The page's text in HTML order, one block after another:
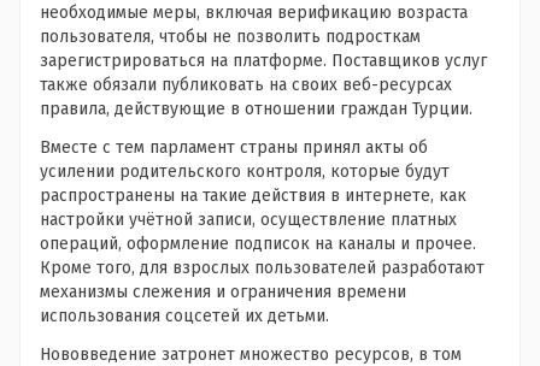
необходимые меры, включая верификацию возраста
пользователя, чтобы не позволить подросткам
зарегистрироваться на платформе. Поставщиков услуг
также обязали публиковать на своих веб-ресурсах
правила, действующие в отношении граждан Турции.
Вместе с тем парламент страны принял акты об
усилении родительского контроля, которые будут
распространены на такие действия в интернете, как
настройки учётной записи, осуществление платных
операций, оформление подписок на каналы и прочее.
Кроме того, для взрослых пользователей разработают
механизмы слежения и ограничения времени
использования соцсетей их детьми.
Нововведение затронет множество ресурсов, в том